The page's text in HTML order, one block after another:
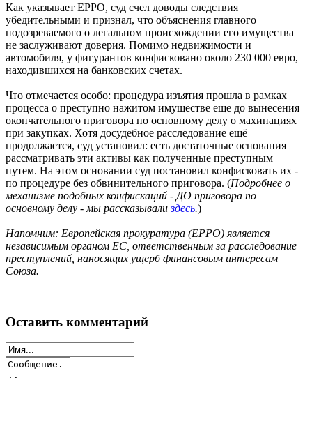
Как указывает EPPO, суд счел доводы следствия
убедительными и признал, что объяснения главного
подозреваемого о легальном происхождении его имущества
не заслуживают доверия. Помимо недвижимости и
автомобиля, у фигурантов конфисковано около 230 000 евро,
находившихся на банковских счетах.
Что отмечается особо: процедура изъятия прошла в рамках
процесса о преступно нажитом имуществе еще до вынесения
окончательного приговора по основному делу о махинациях
при закупках. Хотя досудебное расследование ещё
продолжается, суд установил: есть достаточные основания
рассматривать эти активы как полученные преступным
путем. На этом основании суд постановил конфисковать их -
по процедуре без обвинительного приговора. (Подробнее о
механизме подобных конфискаций - ДО приговора по
оcновному делу - мы рассказывализдесь.)
Напомним: Европейская прокуратура (EPPO) является
независимым органом ЕС, ответственным за расследование
преступлений, наносящих ущерб финансовым интересам
Союза.
Оставить комментарий